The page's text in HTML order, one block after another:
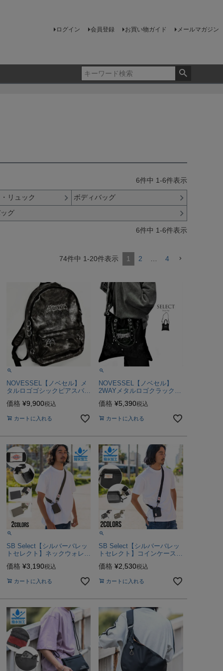
ログイン 会員登録 お買い物ガイド メールマガジン
6件中 1-6件表示
リュック
ボディバッグ
グ
6件中 1-6件表示
74件中 1-20件表示 1 2 4
NOVESSEL【ノベセル】メ
タルロゴゴシックピアスバッ
クパック/全1色
価格 ¥9,900税込
カートに入れる
NOVESSEL【ノベセル】
2WAYメタルロゴクラックシ
ョルダーバッグ/全1色
価格 ¥5,390税込
カートに入れる
SB Select【シルバーバレッ
トセレクト】ネックウォレッ
価格 ¥3,190税込
カートに入れる
SB Select【シルバーバレッ
トセレクト】コインケース/
価格 ¥2,530税込
カートに入れる